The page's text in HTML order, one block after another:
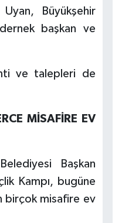
Büyükşehir
başkan ve
ve talepleri de
MİSAFİRE EV
Başkan
Kampı, bugüne
birçok misafire ev